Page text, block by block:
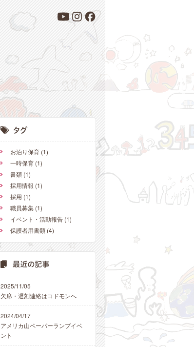
お泊り保育 (1)
一時保育 (1)
書類 (1)
採用情報 (1)
採用 (1)
職員募集 (1)
イベント・活動報告 (1)
保護者用書類 (4)
2025/11/05
欠席・遅刻連絡はコドモンへ
2024/04/17
アメリカ山ペーパーランプイベ
ント